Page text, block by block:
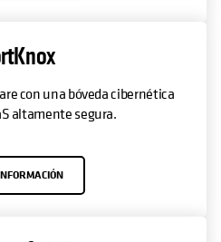
con una bóveda cibernética
altamente segura.